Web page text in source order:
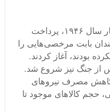
صندوق‌های پس‌انداز در بهار سال ۱۹۴۶، پرداخت
بابت مرخصی‌هایی را
بودند، آغاز کردند.
از جنگ نیز شروع شد.
کاهش مصرف نیروهای
حجم کالاهای موجود تا